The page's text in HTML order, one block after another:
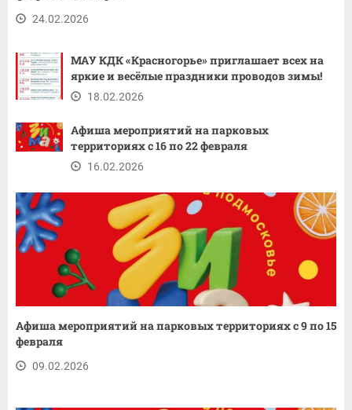
24.02.2026
МАУ КДК «Красногорье» приглашает всех на
яркие и весёлые праздники проводов зимы!
18.02.2026
Афиша мероприятий на парковых
территориях с 16 по 22 февраля
16.02.2026
Афиша мероприятий на парковых территориях с 9 по 15
февраля
09.02.2026